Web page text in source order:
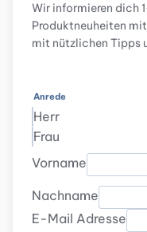
Wir informieren dich
Produktneuheiten
mit nützlichen Tipps
Anrede
Herr
Frau
Vorname
Nachname
E-Mail Adresse